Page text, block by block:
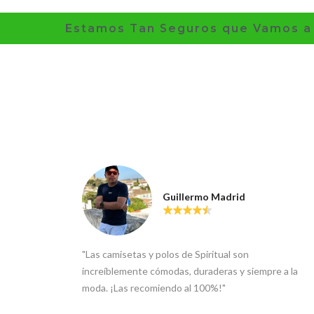
Estamos Tan Seguros que Vamos
Guillermo Madrid
"Las camisetas y polos de Spiritual son
increíblemente cómodas, duraderas y siempre a la
moda. ¡Las recomiendo al 100%!"